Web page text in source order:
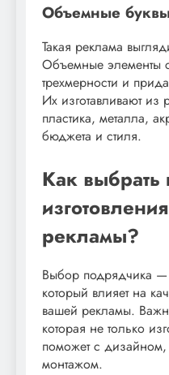
Объемные
Такая реклама
Объемные элементы
трехмерности и
Их изготавливают
пластика, металла,
бюджета и стиля.
Как
рекламы?
Выбор подрядчика
который влияет на
вашей рекламы.
которая не только
поможет с
монтажом.